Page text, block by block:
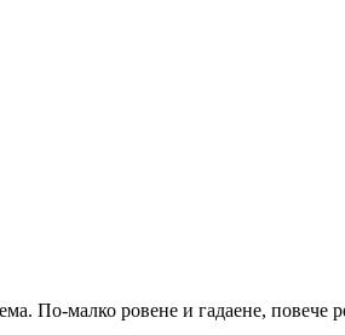
По-малко ровене и гадаене, повече